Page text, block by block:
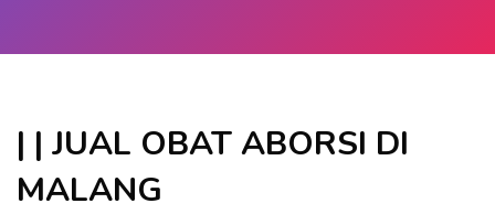
| | JUAL OBAT ABORSI DI
MALANG